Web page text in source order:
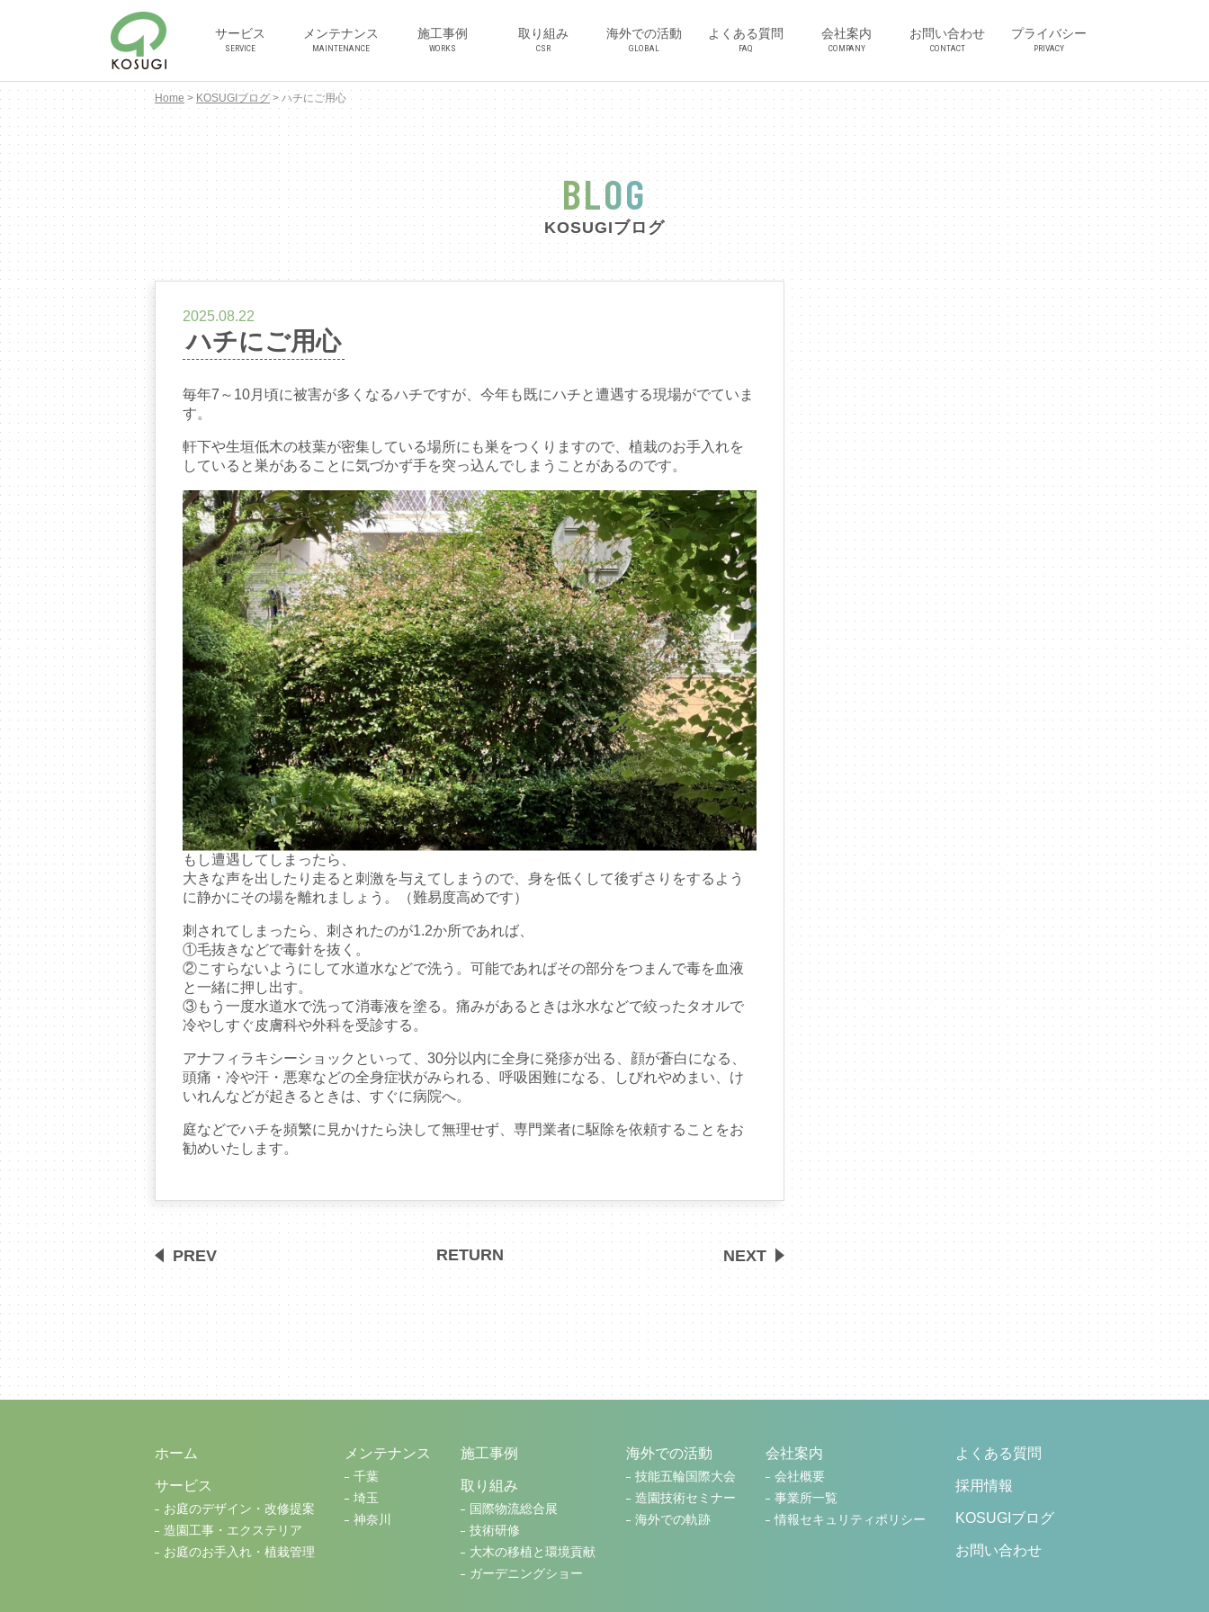
サービス
SERVICE
メンテナンス
MAINTENANCE
施工事例
WORKS
取り組み
CSR
海外での活動
GLOBAL
よくある質問
FAQ
会社案内
COMPANY
お問い合わせ
CONTACT
プライバシー
PRIVACY
Home > KOSUGIブログ>ハチにご用心
BLOG
KOSUGIブログ
2025.08.22
ハチにご用心
毎年7～10月頃に被害が多くなるハチですが、今年も既にハチと遭遇する現場がでていま
す。
軒下や生垣低木の枝葉が密集している場所にも巣をつくりますので、植栽のお手入れを
していると巣があることに気づかず手を突っ込んでしまうことがあるのです。
もし遭遇してしまったら、
大きな声を出したり走ると刺激を与えてしまうので、身を低くして後ずさりをするよう
に静かにその場を離れましょう。（難易度高めです）
刺されてしまったら、刺されたのが1.2か所であれば、
①毛抜きなどで毒針を抜く。
②こすらないようにして水道水などで洗う。可能であればその部分をつまんで毒を血液
と一緒に押し出す。
③もう一度水道水で洗って消毒液を塗る。痛みがあるときは氷水などで絞ったタオルで
冷やしすぐ皮膚科や外科を受診する。
アナフィラキシーショックといって、30分以内に全身に発疹が出る、顔が蒼白になる、
頭痛・冷や汗・悪寒などの全身症状がみられる、呼吸困難になる、しびれやめまい、け
いれんなどが起きるときは、すぐに病院へ。
庭などでハチを頻繁に見かけたら決して無理せず、専門業者に駆除を依頼することをお
勧めいたします。
PREV RETURN NEXT
ホーム
サービス
お庭のデザイン・改修提案
造園工事・エクステリア
お庭のお手入れ・植栽管理
メンテナンス
千葉
埼玉
神奈川
施工事例
取り組み
国際物流総合展
技術研修
大木の移植と環境貢献
ガーデニングショー
海外での活動
技能五輪国際大会
造園技術セミナー
海外での軌跡
会社案内
会社概要
事業所一覧
情報セキュリティポリシー
よくある質問
採用情報
KOSUGIブログ
お問い合わせ